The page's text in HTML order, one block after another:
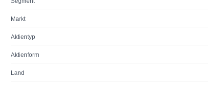
Markt
Aktientyp
Aktienform
Land